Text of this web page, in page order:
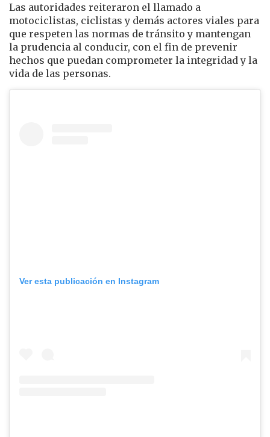
Las autoridades reiteraron el llamado a
motociclistas, ciclistas y demás actores viales para
que respeten las normas de tránsito y mantengan
la prudencia al conducir, con el fin de prevenir
hechos que puedan comprometer la integridad y la
vida de las personas.
Ver esta publicación en Instagram